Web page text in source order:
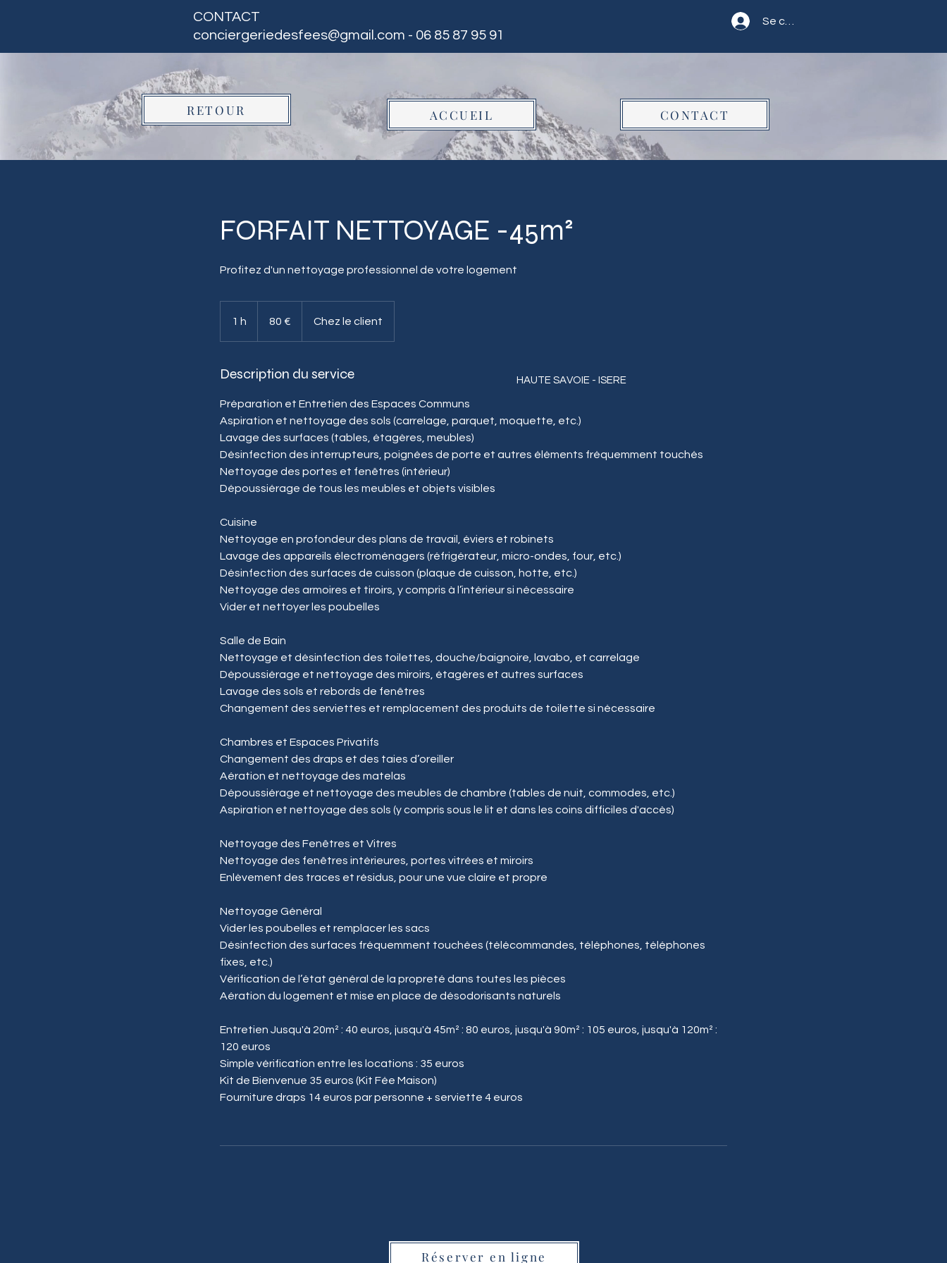
Se connecter
CONTACT
conciergeriedesfees@gmail.com - 06 85 87 95 91
RETOUR ACCUEIL CONTACT
FORFAIT NETTOYAGE -45m²
Profitez d'un nettoyage professionnel de votre logement
1 h 80 € Chez le client
Description du service
Préparation et Entretien des Espaces Communs
Aspiration et nettoyage des sols (carrelage, parquet, moquette, etc.)
Lavage des surfaces (tables, étagères, meubles)
Désinfection des interrupteurs, poignées de porte et autres éléments fréquemment touchés
Nettoyage des portes et fenêtres (intérieur)
Dépoussiérage de tous les meubles et objets visibles
Cuisine
Nettoyage en profondeur des plans de travail, éviers et robinets
Lavage des appareils électroménagers (réfrigérateur, micro-ondes, four, etc.)
Désinfection des surfaces de cuisson (plaque de cuisson, hotte, etc.)
Nettoyage des armoires et tiroirs, y compris à l’intérieur si nécessaire
Vider et nettoyer les poubelles
Salle de Bain
Nettoyage et désinfection des toilettes, douche/baignoire, lavabo, et carrelage
Dépoussiérage et nettoyage des miroirs, étagères et autres surfaces
Lavage des sols et rebords de fenêtres
Changement des serviettes et remplacement des produits de toilette si nécessaire
Chambres et Espaces Privatifs
Changement des draps et des taies d’oreiller
Aération et nettoyage des matelas
Dépoussiérage et nettoyage des meubles de chambre (tables de nuit, commodes, etc.)
Aspiration et nettoyage des sols (y compris sous le lit et dans les coins difficiles d'accès)
Nettoyage des Fenêtres et Vitres
Nettoyage des fenêtres intérieures, portes vitrées et miroirs
Enlèvement des traces et résidus, pour une vue claire et propre
Nettoyage Général
Vider les poubelles et remplacer les sacs
Désinfection des surfaces fréquemment touchées (télécommandes, téléphones, téléphones
fixes, etc.)
Vérification de l’état général de la propreté dans toutes les pièces
Aération du logement et mise en place de désodorisants naturels
Entretien Jusqu'à 20m² : 40 euros, jusqu'à 45m² : 80 euros, jusqu'à 90m² : 105 euros, jusqu'à 120m² :
120 euros
Simple vérification entre les locations : 35 euros
Kit de Bienvenue 35 euros (Kit Fée Maison)
Fourniture draps 14 euros par personne + serviette 4 euros
HAUTE SAVOIE - ISERE
Réserver en ligne